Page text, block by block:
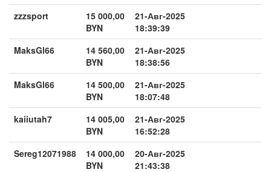
zzzsport
15 000,00
BYN
21-Авг-2025
18:39:39
MaksGl66
14 560,00
BYN
21-Авг-2025
18:38:56
MaksGl66
14 500,00
BYN
21-Авг-2025
18:07:48
kaiiutah7
14 005,00
BYN
21-Авг-2025
16:52:28
Sereg12071988
14 000,00
BYN
20-Авг-2025
21:43:38